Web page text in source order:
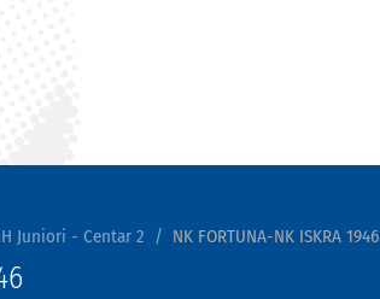
Juniori - Centar 2 NK FORTUNA-NK ISKRA 1946